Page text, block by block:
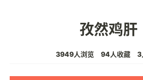
孜然鸡肝
3949人浏览 94人收藏 3